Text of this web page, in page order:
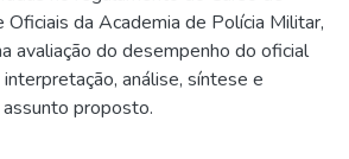
da Academia de Polícia Militar,
avaliação do desempenho do oficial
análise, síntese e
proposto.